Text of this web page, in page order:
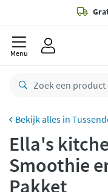
Menu
Ella's
Smoothie
Pakket